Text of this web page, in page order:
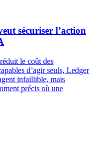
sécuriser l’action
le coût des
d’agir seuls, Ledger
infaillible, mais
précis où une